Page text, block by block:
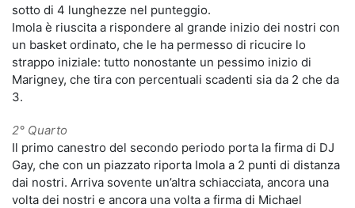
sotto di 4 lunghezze nel punteggio.
Imola è riuscita a rispondere al grande inizio dei nostri con
un basket ordinato, che le ha permesso di ricucire lo
strappo iniziale: tutto nonostante un pessimo inizio di
Marigney, che tira con percentuali scadenti sia da 2 che da
3.
2° Quarto
Il primo canestro del secondo periodo porta la firma di DJ
Gay, che con un piazzato riporta Imola a 2 punti di distanza
dai nostri. Arriva sovente un’altra schiacciata, ancora una
volta dei nostri e ancora una volta a firma di Michael